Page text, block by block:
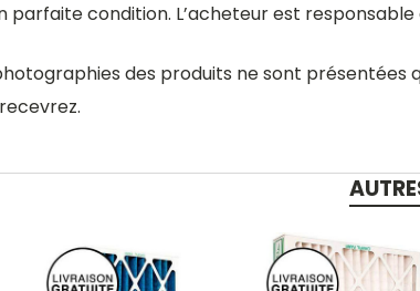
parfaite condition. L’acheteur est
photographies des produits ne sont